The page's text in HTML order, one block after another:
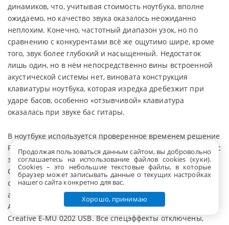
Продолжая пользоваться данным сайтом, вы добровольно
соглашаетесь на использование файлов cookies (куки).
Сookies – это небольшие текстовые файлы, в которые
браузер может записывать данные о текущих настройках
нашего сайта конкретно для вас.
Хорошо, принимаю
динамиков, что, учитывая стоимость ноутбука, вполне
ожидаемо, но качество звука оказалось неожиданно
неплохим. Конечно, частотный диапазон узок, но по
сравнению с конкурентами всё же ощутимо шире, кроме
того, звук более глубокий и насыщенный. Недостаток
лишь один, но в нём непосредственно вины встроенной
акустической системы нет, виновата конструкция
клавиатуры ноутбука, которая изредка дребезжит при
ударе басов, особенно «отзывчивой» клавиатура
оказалась при звуке бас гитары.
В ноутбуке используется проверенное временем решение
Realtek ALC269 - 4-канальный (2+2 канала) HD-аудиокодек с
заявленным соотношением для ЦАП и АЦП равным 98 дБ.
С более подробными характеристиками кодека можно
ознакомитьсяна сайте производителя
аудиотракта производилось в пакете RightMark Audio
Analyzer (далее RMAA) при помощи звукового интерфейса
Creative E-MU 0202 USB. Все спецэффекты отключены,